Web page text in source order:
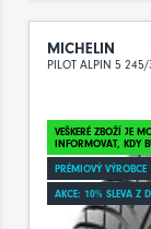
MICHELIN
PILOT ALPIN 5
VEŠKERÉ ZBOŽÍ JE
INFORMOVAT, KDY
PRÉMIOVÝ VÝROBCE
AKCE: 10% SLEVA Z